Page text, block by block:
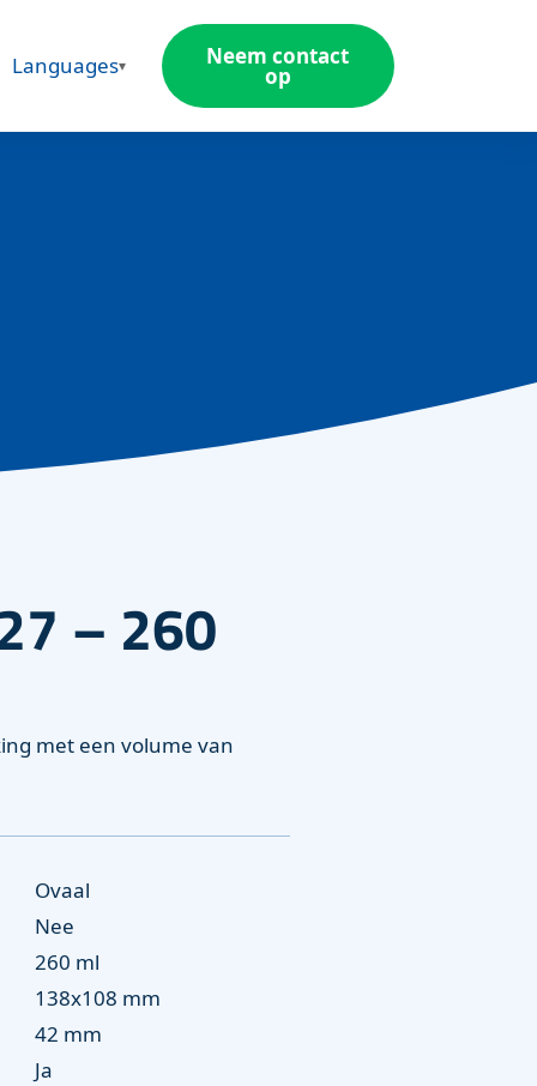
Languages Neem contact
op
– 260
met een volume van
Ovaal
Nee
260 ml
138x108 mm
42 mm
Ja